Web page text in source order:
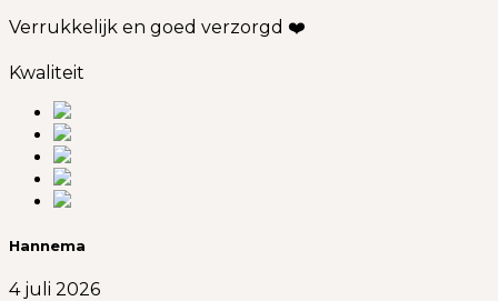
Verrukkelijk en goed verzorgd ❤️
Kwaliteit
Hannema
4 juli 2026